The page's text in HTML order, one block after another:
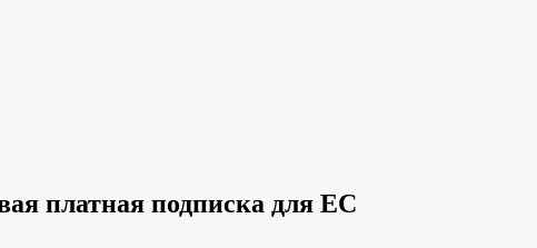
платная подписка для ЕС